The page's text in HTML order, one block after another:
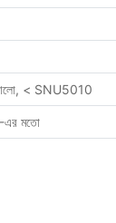
ভালো, < SNU5010
এর মতো